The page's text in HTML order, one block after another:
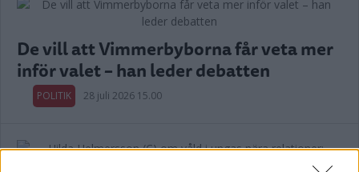
De vill att Vimmerbyborna får veta mer
inför valet – han leder debatten
POLITIK 28 juli 2026 15.00